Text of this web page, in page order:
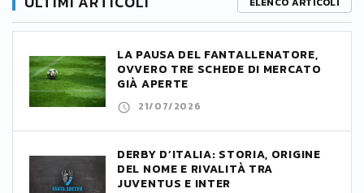
LA PAUSA DEL FANTALLENATORE,
OVVERO TRE SCHEDE DI MERCATO
GIÀ APERTE
21/07/2026
DERBY D’ITALIA: STORIA, ORIGINE
DEL NOME E RIVALITÀ TRA
JUVENTUS E INTER